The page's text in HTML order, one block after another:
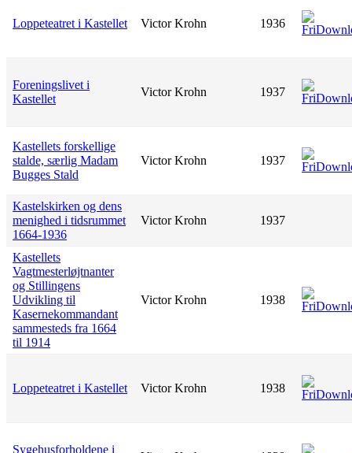
Loppeteatret i Kastellet Victor Krohn 1936
Foreningslivet i
Kastellet
Victor Krohn 1937
Kastellets forskellige
stalde, særlig Madam
Bugges Stald
Victor Krohn 1937
Kastelskirken og dens
menighed i tidsrummet
1664-1936
Victor Krohn 1937
Kastellets
Vagtmesterløjtnanter
og Stillingens
Udvikling til
Kasernekommandant
sammesteds fra 1664
til 1914
Victor Krohn 1938
Loppeteatret i Kastellet Victor Krohn 1938
Sygehusforholdene i